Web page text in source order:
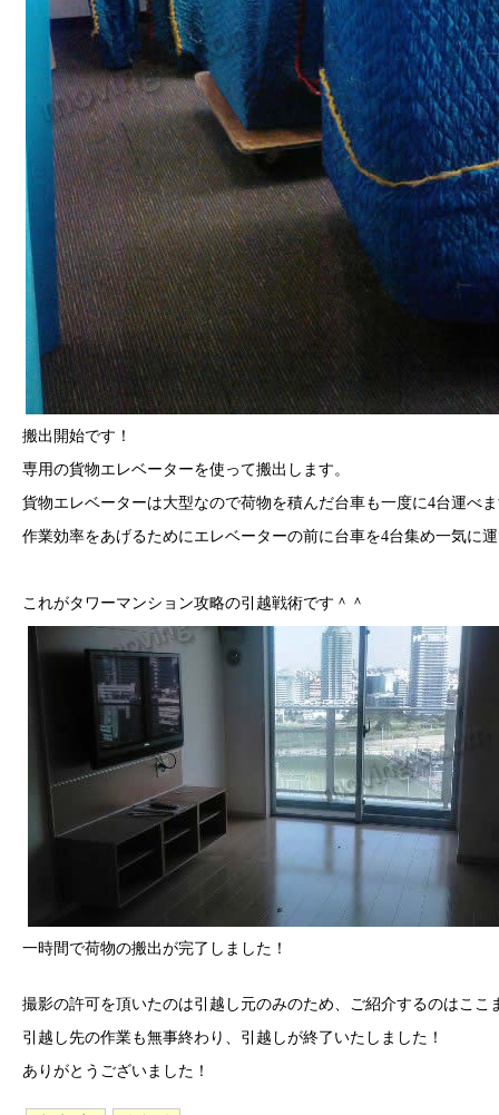
搬出開始です！
専用の貨物エレベーターを使って搬出します。
貨物エレベーターは大型なので荷物を積んだ台車も一度に4台運べ
作業効率をあげるためにエレベーターの前に台車を4台集め一気に
これがタワーマンション攻略の引越戦術です＾＾
一時間で荷物の搬出が完了しました！
撮影の許可を頂いたのは引越し元のみのため、ご紹介するのはここ
引越し先の作業も無事終わり、引越しが終了いたしました！
ありがとうございました！